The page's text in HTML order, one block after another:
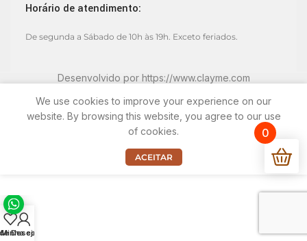
Horário de atendimento:
De segunda a Sábado de 10h às 19h. Exceto feriados.
Desenvolvido por https://www.clayme.com
We use cookies to improve your experience on our
website. By browsing this website, you agree to our use
of cookies.
ACEITAR
Desejos
Minha conta
0